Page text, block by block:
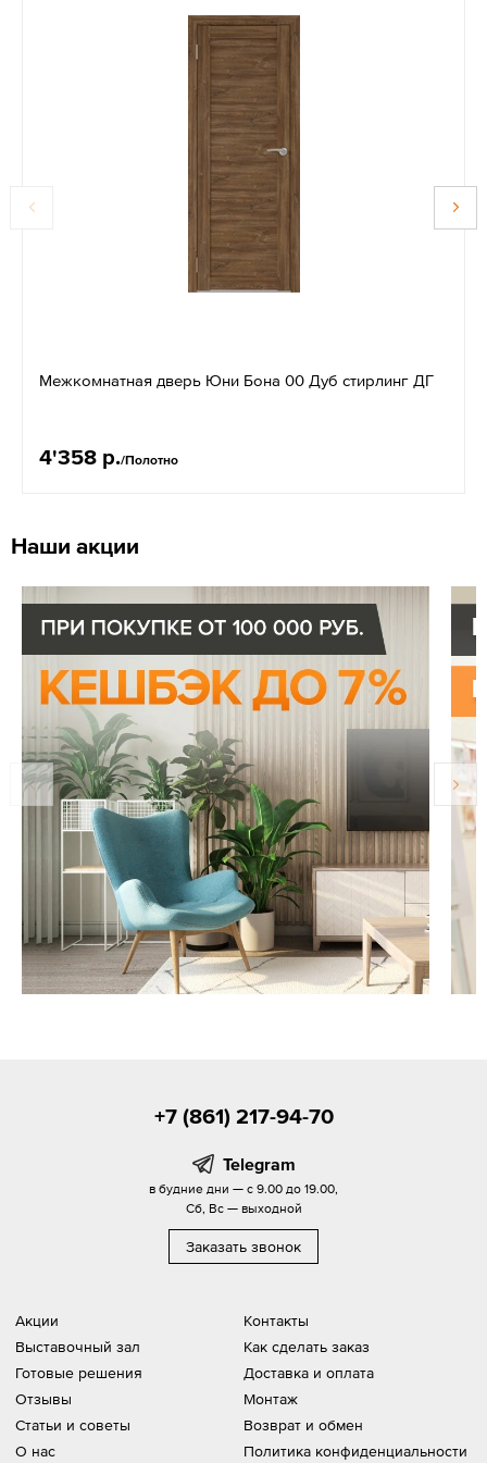
Межкомнатная дверь Юни Бона 00 Дуб стирлинг ДГ
4'358 р./Полотно
Наши акции
Акции
Выставочный зал
Готовые решения
Отзывы
Статьи и советы
О нас
Контакты
Как сделать заказ
Доставка и оплата
Монтаж
Возврат и обмен
Политика конфиденциальности
+7 (861) 217-94-70
Telegram
в будние дни — с 9.00 до 19.00,
Сб, Вс — выходной
Заказать звонок